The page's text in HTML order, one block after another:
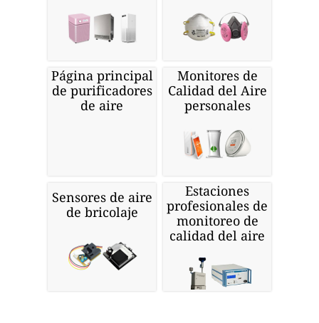
Página principal
de purificadores
de aire
Monitores de
Calidad del Aire
personales
Sensores de aire
de bricolaje
Estaciones
profesionales de
monitoreo de
calidad del aire